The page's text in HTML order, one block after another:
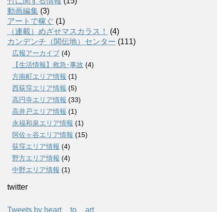
動画編集 (3)
アートで稼ぐ (1)
（連載）めざせマスカラス！
(4)
カンデンチ（関伝地）センター (111)
広報アーカイブ (4)
【生活情報】救急･事故 (4)
方南町エリア情報 (1)
西荻窪エリア情報 (5)
高円寺エリア情報 (33)
高井戸エリア情報 (1)
永福和泉エリア情報 (1)
阿佐ヶ谷エリア情報 (15)
荻窪エリア情報 (4)
野方エリア情報 (4)
中野エリア情報 (1)
twitter
Tweets by heart__to__art